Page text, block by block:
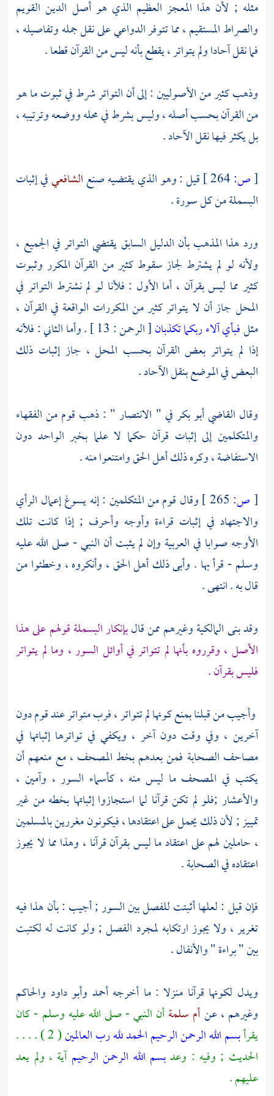
مثله ; لأن هذا المعجز العظيم الذي هو أصل الدين القويم
والصراط المستقيم ، مما تتوفر الدواعي على نقل جمله وتفاصيله ،
فما نقل آحادا ولم يتواتر ، يقطع بأنه ليس من القرآن قطعا .
وذهب كثير من الأصوليين : إلى أن التواتر شرط في ثبوت ما هو
من القرآن بحسب أصله ، وليس بشرط في محله ووضعه وترتيبه ،
بل يكثر فيها نقل الآحاد .
[ص: قيل : وهو الذي يقتضيه صنعالشافعيفي إثبات
البسملة من كل سورة .
ورد هذا المذهب بأن الدليل السابق يقتضي التواتر في الجميع ،
ولأنه لو لم يشترط لجاز سقوط كثير من القرآن المكرر وثبوت
كثير مما ليس بقرآن ، أما الأول : فلأنا لو لم نشترط التواتر في
المحل جاز أن لا يتواتر كثير من المكررات الواقعة في القرآن ،
مثلفبأي آلاء ربكما تكذبان
[ الرحمن : 13 ] . وأما الثاني : فلأنه
إذا لم يتواتر بعض القرآن بحسب المحل ، جاز إثبات ذلك
البعض في الموضع بنقل الآحاد .
وقال القاضي أبو بكرفي " الانتصار " : ذهب قوم من الفقهاء
والمتكلمين إلى إثبات قرآن حكما لا علما بخبر الواحد دون
الاستفاضة ، وكره ذلك أهل الحق وامتنعوا منه .
[ص:
وقال قوم من المتكلمين : إنه يسوغ إعمال الرأي
والاجتهاد في إثبات قراءة وأوجه وأحرف ; إذا كانت تلك
الأوجه صوابا في العربية وإن لم يثبت أن النبي - صلى الله عليه
وسلم - قرأ بها . وأبى ذلك أهل الحق ، وأنكروه ، وخطئوا من
قال به . انتهى .
وقد بنى المالكية وغيرهم ممن قالبإنكار البسملة قولهم على هذا
الأصل ، وقرروه بأنها لم تتواتر في أوائل السور ، وما لم يتواتر
فليس بقرآن .
وأجيب من قبلنا بمنع كونها لم تتواتر ، فرب متواتر عند قوم دون
آخرين ، وفي وقت دون آخر ، ويكفي في تواترها إثباتها في
مصاحف الصحابة فمن بعدهم بخط المصحف ، مع منعهم أن
يكتب في المصحف ما ليس منه ، كأسماء السور ، وآمين ،
والأعشار ;فلو لم تكن قرآنا لما استجازوا إثباتها بخطه من غير
تمييز ; لأن ذلك يحمل على اعتقادها ، فيكونون مغررين بالمسلمين
، حاملين لهم على اعتقاد ما ليس بقرآن قرآنا ، وهذا مما لا يجوز
اعتقاده في الصحابة .
فإن قيل : لعلها أثبتت للفصل بين السور ; أجيب : بأن هذا فيه
تغرير ، ولا يجوز ارتكابه لمجرد الفصل ; ولو كانت له لكتبت
بين " براءة " والأنفال .
ويدل لكونها قرآنا منزلا : ما أخرجهأحمد وأبو داود والحاكم
وغيرهم ، عنأم سلمةأن النبي - صلى الله عليه وسلم - كان
يقرأبسم الله الرحمن الرحيمالحمد لله رب العالمين
( 2 ) . . . .
الحديث ; وفيه : وعدبسم الله الرحمن الرحيمآية ، ولم يعد
عليهم .